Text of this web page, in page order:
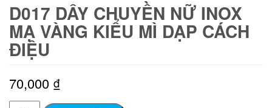
D017 DÂY CHUYỀN NỮ INOX
MẠ VÀNG KIỂU MÌ DẠP CÁCH
ĐIỆU
70,000 ₫